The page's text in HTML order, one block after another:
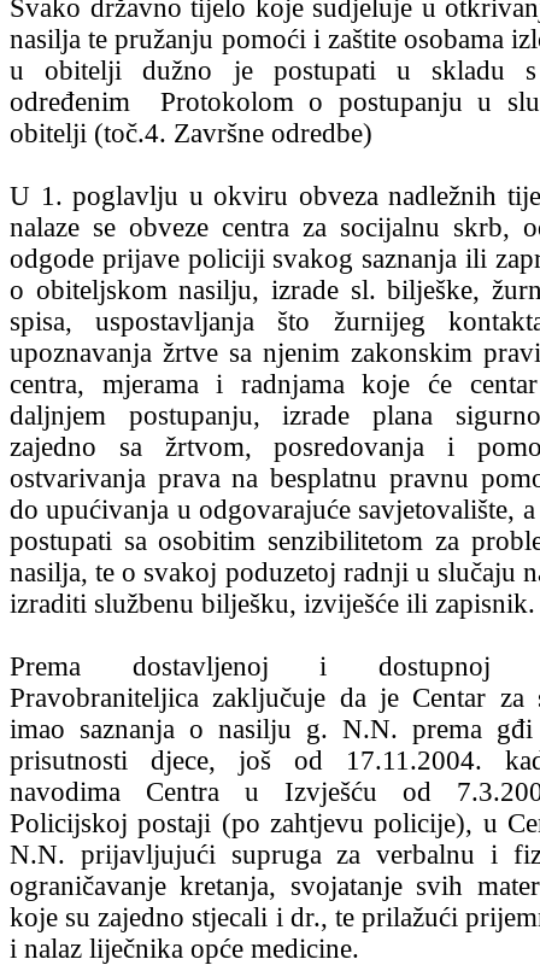
Svako državno tijelo koje sudjeluje u
nasilja te pružanju pomoći i zaštite osobama
u obitelji dužno je postupati u skladu s
određenim Protokolom o postupanju u
obitelji (toč.4. Završne odredbe)
U 1. poglavlju u okviru obveza nadležnih
nalaze se obveze centra za socijalnu skrb,
odgode prijave policiji svakog saznanja ili
o obiteljskom nasilju, izrade sl. bilješke,
spisa, uspostavljanja što žurnijeg
upoznavanja žrtve sa njenim zakonskim
centra, mjerama i radnjama koje će
daljnjem postupanju, izrade plana
zajedno sa žrtvom, posredovanja i
ostvarivanja prava na besplatnu pravnu
do upućivanja u odgovarajuće savjetovalište,
postupati sa osobitim senzibilitetom za
nasilja, te o svakoj poduzetoj radnji u slučaju
izraditi službenu bilješku, izviješće ili zapisnik.
Prema dostavljenoj i dostupnoj
Pravobraniteljica zaključuje da je Centar za
imao saznanja o nasilju g. N.N. prema
prisutnosti djece, još od 17.11.2004.
navodima Centra u Izvješću od
Policijskoj postaji (po zahtjevu policije), u
N.N. prijavljujući supruga za verbalnu i
ograničavanje kretanja, svojatanje svih
koje su zajedno stjecali i dr., te prilažući
i nalaz liječnika opće medicine.